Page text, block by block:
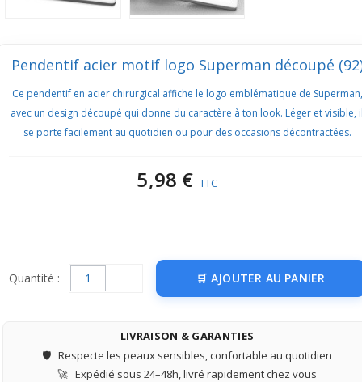
Pendentif acier motif logo Superman découpé
Ce pendentif en acier chirurgical affiche le logo emblématique de Superman,
avec un design découpé qui donne du caractère à ton look. Léger et visible,
se porte facilement au quotidien ou pour des occasions décontractées.
5,98 € TTC
Quantité : AJOUTER AU PANIER
LIVRAISON & GARANTIES
🛡️ Respecte les peaux sensibles, confortable au quotidien
🚀 Expédié sous 24–48h, livré rapidement chez vous